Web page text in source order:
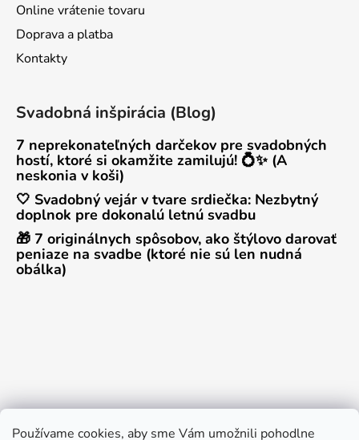
Používame cookies, aby sme Vám umožnili pohodlne
Online vrátenie tovaru
Doprava a platba
Kontakty
Svadobná inšpirácia (Blog)
7 neprekonateľných darčekov pre svadobných
hostí, ktoré si okamžite zamilujú! 💍✨ (A
neskonia v koši)
🤍 Svadobný vejár v tvare srdiečka: Nezbytný
doplnok pre dokonalú letnú svadbu
🎁 7 originálnych spôsobov, ako štýlovo darovať
peniaze na svadbe (ktoré nie sú len nudná
obálka)